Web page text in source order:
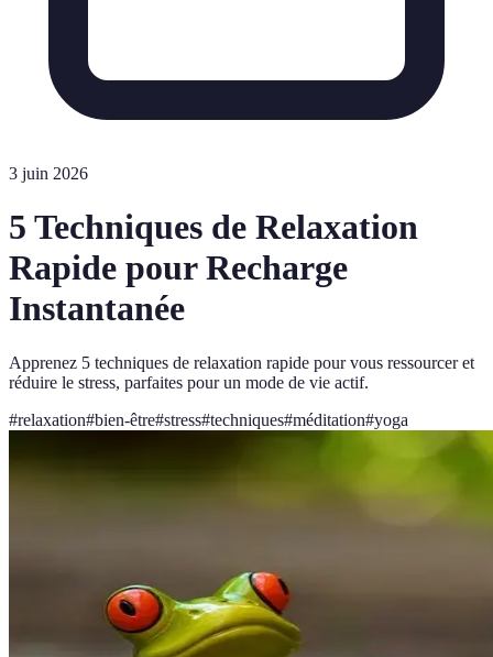
3 juin 2026
5 Techniques de Relaxation
Rapide pour Recharge
Instantanée
Apprenez 5 techniques de relaxation rapide pour vous ressourcer et
réduire le stress, parfaites pour un mode de vie actif.
#relaxation#bien-être#stress#techniques#méditation#yoga